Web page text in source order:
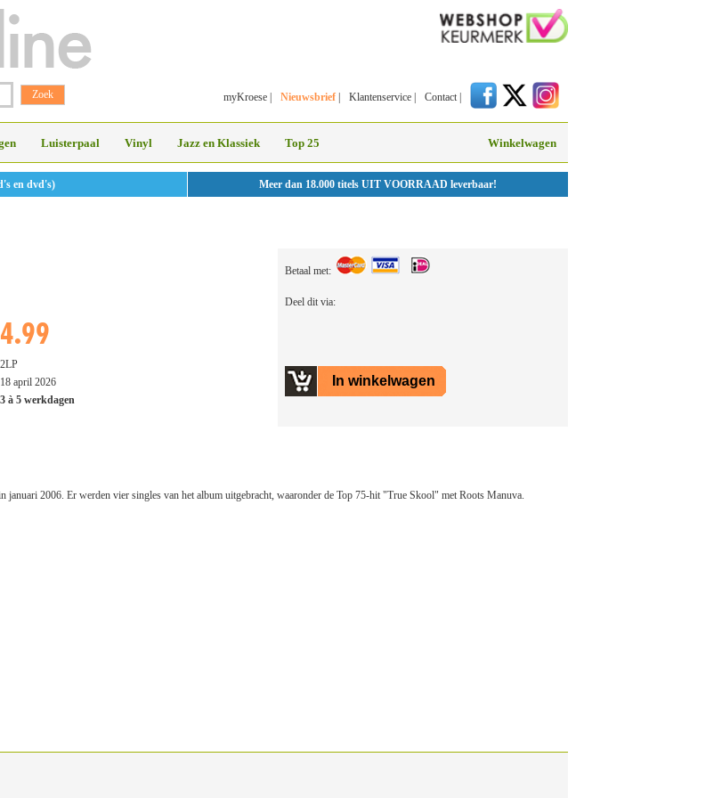
myKroese Nieuwsbrief Klantenservice Contact
Luisterpaal Vinyl Jazz en Klassiek Top 25 Winkelwagen
en dvd's) Meer dan 18.000 titels UIT VOORRAAD leverbaar!
2LP
18 april 2026
3 à 5 werkdagen
Betaal met:
Deel dit via:
2006. Er werden vier singles van het album uitgebracht, waaronder de Top 75-hit "True Skool" met Roots Manuva.